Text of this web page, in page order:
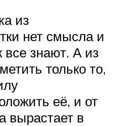
из
нет смысла и
все знают. А из
только то,
её, и от
вырастает в